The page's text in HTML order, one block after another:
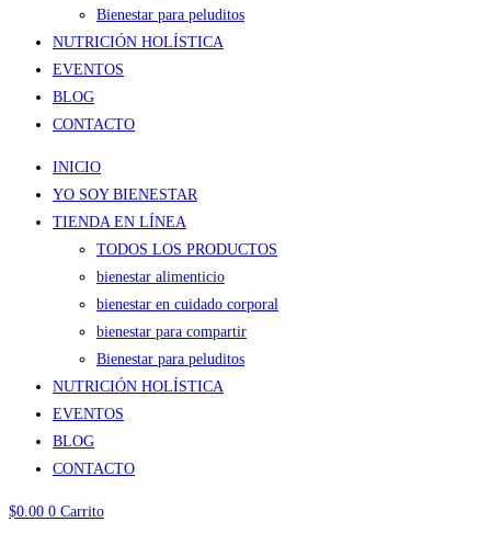
Bienestar para peluditos
NUTRICIÓN HOLÍSTICA
EVENTOS
BLOG
CONTACTO
INICIO
YO SOY BIENESTAR
TIENDA EN LÍNEA
TODOS LOS PRODUCTOS
bienestar alimenticio
bienestar en cuidado corporal
bienestar para compartir
Bienestar para peluditos
NUTRICIÓN HOLÍSTICA
EVENTOS
BLOG
CONTACTO
$0.00 0 Carrito